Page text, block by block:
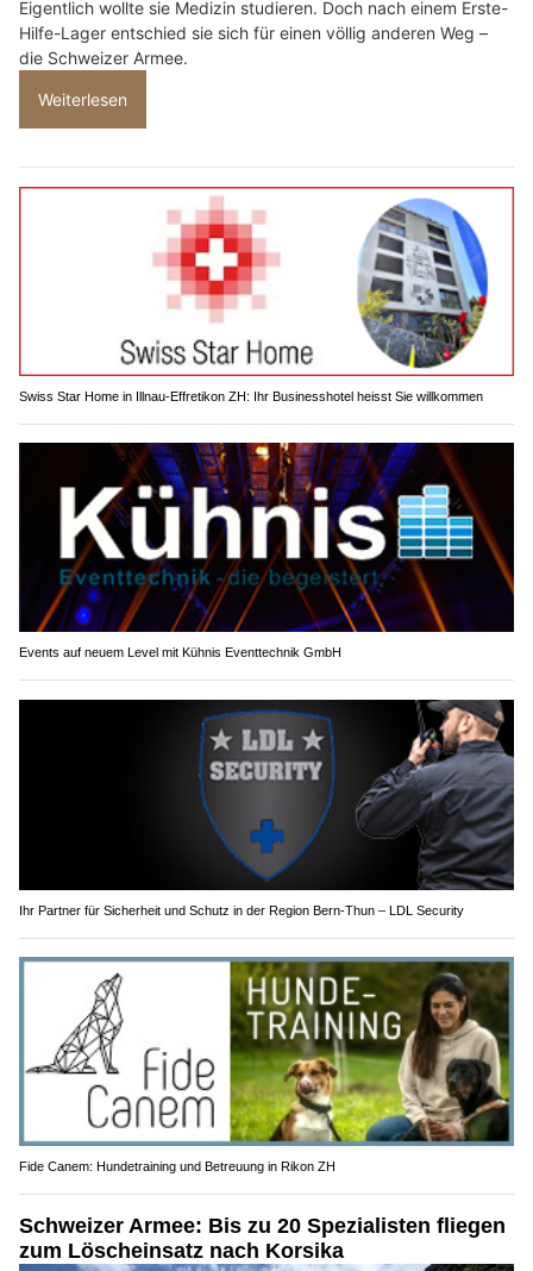
Eigentlich wollte sie Medizin studieren. Doch nach einem Erste-
Hilfe-Lager entschied sie sich für einen völlig anderen Weg –
die Schweizer Armee.
Weiterlesen
Swiss Star Home in Illnau-Effretikon ZH: Ihr Businesshotel heisst Sie willkommen
Events auf neuem Level mit Kühnis Eventtechnik GmbH
Ihr Partner für Sicherheit und Schutz in der Region Bern-Thun – LDL Security
Fide Canem: Hundetraining und Betreuung in Rikon ZH
Schweizer Armee: Bis zu 20 Spezialisten fliegen
zum Löscheinsatz nach Korsika